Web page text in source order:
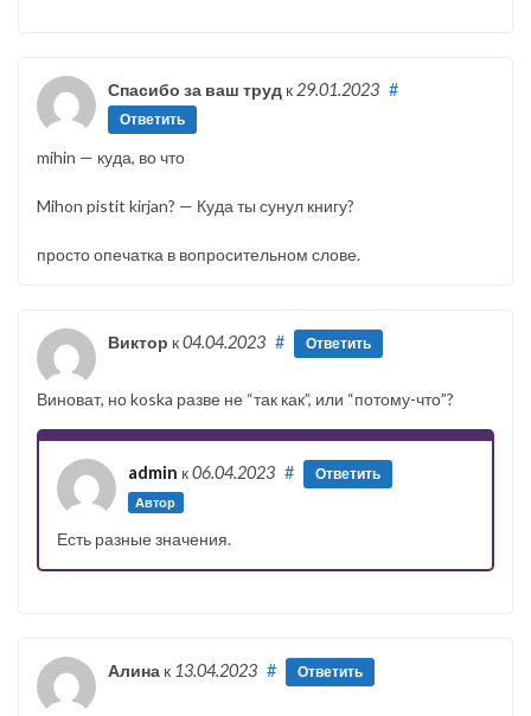
Спасибо за ваш труд к 29.01.2023 #
Ответить
mihin — куда, во что
Mihon pistit kirjan? — Куда ты сунул книгу?
просто опечатка в вопросительном слове.
Виктор к04.04.2023 # Ответить
Виноват, но koska разве не “так как”, или “потому-что”?
admin к06.04.2023
Автор
# Ответить
Есть разные значения.
Алина к 13.04.2023 # Ответить